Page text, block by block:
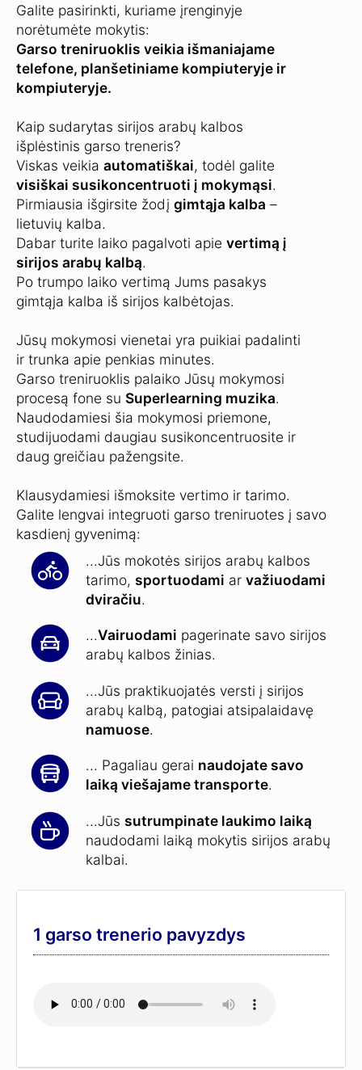
Galite pasirinkti, kuriame įrenginyje
norėtumėte mokytis:
Garso treniruoklis veikia išmaniajame
telefone, planšetiniame kompiuteryje ir
kompiuteryje.
Kaip sudarytas sirijos arabų kalbos
išplėstinis garso treneris?
Viskas veikia automatiškai, todėl galite
visiškai susikoncentruoti į mokymąsi.
Pirmiausia išgirsite žodį gimtąja kalba –
lietuvių kalba.
Dabar turite laiko pagalvoti apie vertimą į
sirijos arabų kalbą.
Po trumpo laiko vertimą Jums pasakys
gimtąja kalba iš sirijos kalbėtojas.
Jūsų mokymosi vienetai yra puikiai padalinti
ir trunka apie penkias minutes.
Garso treniruoklis palaiko Jūsų mokymosi
procesą fone su Superlearning muzika.
Naudodamiesi šia mokymosi priemone,
studijuodami daugiau susikoncentruosite ir
daug greičiau pažengsite.
Klausydamiesi išmoksite vertimo ir tarimo.
Galite lengvai integruoti garso treniruotes į savo
kasdienį gyvenimą:
...Jūs mokotės sirijos arabų kalbos
tarimo, sportuodami ar važiuodami
dviračiu.
...Vairuodami pagerinate savo sirijos
arabų kalbos žinias.
...Jūs praktikuojatės versti į sirijos
arabų kalbą, patogiai atsipalaidavę
namuose.
... Pagaliau gerai naudojate savo
laiką viešajame transporte.
...Jūs sutrumpinate laukimo laiką
naudodami laiką mokytis sirijos arabų
kalbai.
1 garso trenerio pavyzdys